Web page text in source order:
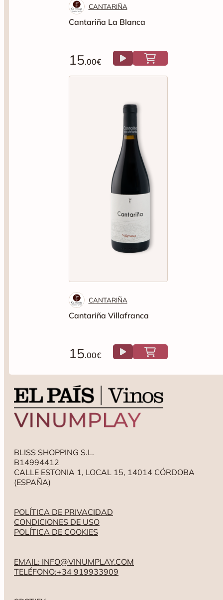
CANTARIÑA
Cantariña La Blanca
15.00€
CANTARIÑA
Cantariña Villafranca
15.00€
BLISS SHOPPING S.L.
B14994412
CALLE ESTONIA 1, LOCAL 15, 14014 CÓRDOBA
(ESPAÑA)
POLÍTICA DE PRIVACIDAD
CONDICIONES DE USO
POLÍTICA DE COOKIES
EMAIL: INFO@VINUMPLAY.COM
TELÉFONO:+34 919933909